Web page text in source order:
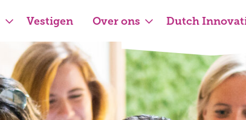
Vestigen Over ons Dutch